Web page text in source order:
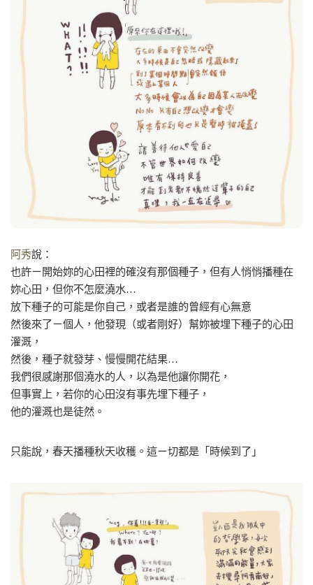
阿秀說：
也許ㄧ開始妳的心田裡的確沒有那個種子，但有人悄悄播種在
妳心田，但你不怎麼澆水…
放下種子的可能是你自己，或者是誰的曾經有心無意
然後來了ㄧ個人，他發現（或者剛好）幫妳被埋下種子的心田
灌溉，
然後，種子就發芽、慢慢開花結果…
我們很感謝那個澆水的人，以為是他讓你開花，
但事實上，若你的心田沒有事先埋下種子，
他的灌溉也是徒然。
只能說，春天播種秋天收穫。這ㄧ切都是「時候到了」